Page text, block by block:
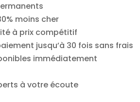
moins cher
à prix compétitif
jusqu’à 30 fois sans frais
immédiatement
à votre écoute